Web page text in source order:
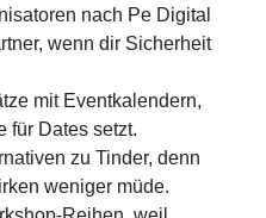
nach Pe Digital
wenn dir Sicherheit
mit Eventkalendern,
für Dates setzt.
zu Tinder, denn
weniger müde.